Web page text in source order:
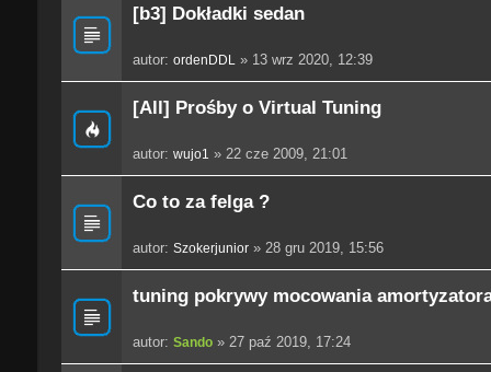
[b3] Dokładki sedan
autor: ordenDDL » 13 wrz 2020, 12:39
[All] Prośby o Virtual Tuning
autor: wujo1 » 22 cze 2009, 21:01
Co to za felga ?
autor: Szokerjunior» 28 gru 2019, 15:56
tuning pokrywy mocowania
autor: Sando» 27 paź 2019, 17:24